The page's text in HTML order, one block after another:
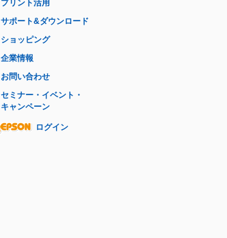
プリント活用
サポート&ダウンロード
ショッピング
企業情報
お問い合わせ
セミナー・イベント・
キャンペーン
ログイン